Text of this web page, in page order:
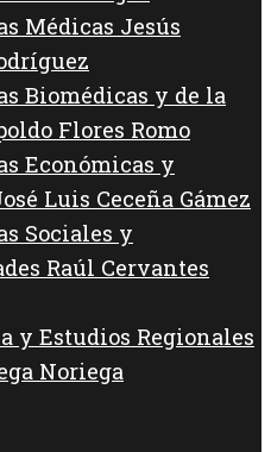
Médicas Jesús
Biomédicas y de la
Flores Romo
Económicas y
Luis Ceceña Gámez
Sociales y
Raúl Cervantes
y Estudios Regionales
Noriega